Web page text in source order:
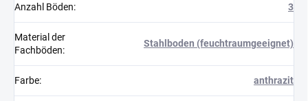
Anzahl Böden: 3
Material der
Fachböden:
Stahlboden (feuchtraumgeeignet)
Farbe: anthrazit